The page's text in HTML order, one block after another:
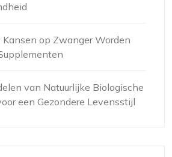
op Zwanger Worden
van Natuurlijke Biologische
een Gezondere Levensstijl